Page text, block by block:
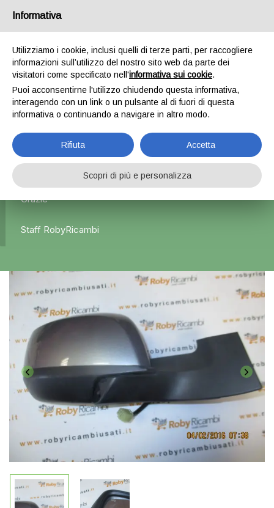
Home Esterni Specchietti retrovisori
Specchietto
retrovisore destro – Suzuki Splash
L'azienda Resta Chiusa Dal 5.08 Al 31.08 Qualsiasi
Ordine Verrà Accettato Ma La Spedizione Ripartirà Dal 1
Grazie
Staff RobyRicambi
Informativa
Utilizziamo i cookie, inclusi quelli di terze parti, per raccogliere
informazioni sull’utilizzo del nostro sito web da parte dei
visitatori come specificato nell'informativa sui cookie.
Puoi acconsentirne l'utilizzo chiudendo questa informativa,
interagendo con un link o un pulsante al di fuori di questa
informativa o continuando a navigare in altro modo.
Rifiuta Accetta
Scopri di più e personalizza